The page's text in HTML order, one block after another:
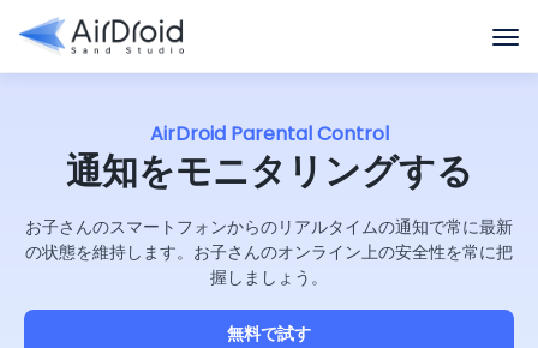
AirDroid Parental Control
通知をモニタリングする
お子さんのスマートフォンからのリアルタイムの通知で常に最新
の状態を維持します。お子さんのオンライン上の安全性を常に把
握しましょう。
無料で試す